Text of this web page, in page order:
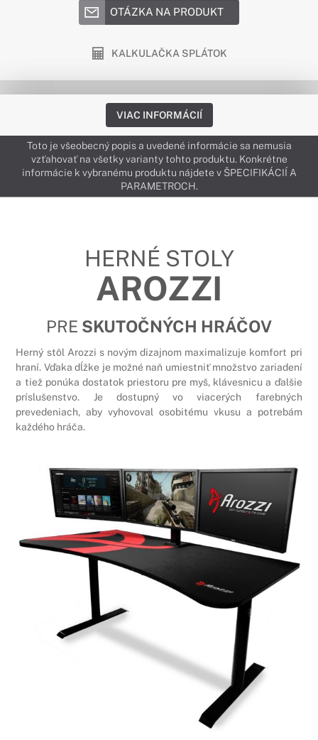
OTÁZKA NA PRODUKT
KALKULAČKA SPLÁTOK
VIAC INFORMÁCIÍ
Toto je všeobecný popis a uvedené informácie sa nemusia
vzťahovať na všetky varianty tohto produktu. Konkrétne
informácie k vybranému produktu nájdete v ŠPECIFIKÁCIÍ A
PARAMETROCH.
HERNÉ STOLY
AROZZI
PRE SKUTOČNÝCH HRÁČOV
Herný stôl Arozzi s novým dizajnom maximalizuje komfort pri
hraní. Vďaka dĺžke je možné naň umiestniť množstvo zariadení
a tiež ponúka dostatok priestoru pre myš, klávesnicu a ďalšie
príslušenstvo. Je dostupný vo viacerých farebných
prevedeniach, aby vyhovoval osobitému vkusu a potrebám
každého hráča.